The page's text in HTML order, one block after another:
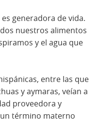
generadora de vida.
nuestros alimentos
y el agua que
entre las que
y aymaras, veían a
proveedora y
término materno